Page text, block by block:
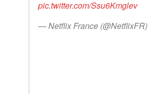
pic.twitter.com/Ssu6Kmglev
— Netflix France (@NetflixFR)